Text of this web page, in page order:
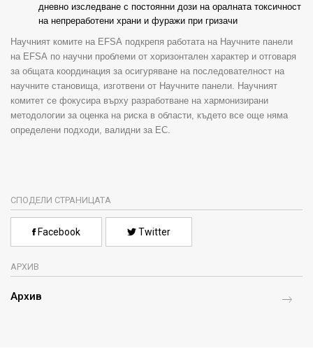
дневно изследване с постоянни дози на оралната токсичност
на непреработени храни и фуражи при гризачи
Научният комите на EFSA подкрепя работата на Научните панели
на EFSA по научни проблеми от хоризонтален характер и отговаря
за общата координация за осигуряване на последователност на
научните становища, изготвени от Научните панели. Научният
комитет се фокусира върху разработване на хармонизирани
методологии за оценка на риска в области, където все още няма
определени подходи, валидни за ЕС
СПОДЕЛИ СТРАНИЦАТА
Facebook Twitter
АРХИВ
Архив